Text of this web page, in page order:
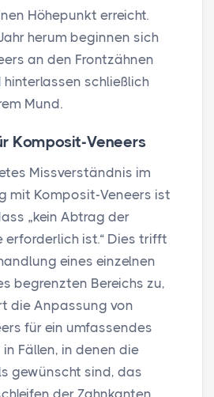
Höhepunkt erreicht.
herum beginnen sich
an den Frontzähnen
schließlich
Mund.
Komposit-Veneers
Missverständnis im
mit Komposit-Veneers ist
„kein Abtrag der
erforderlich ist.“ Dies trifft
eines einzelnen
begrenzten Bereichs zu,
die Anpassung von
für ein umfassendes
Fällen, in denen die
gewünscht sind, das
der Zahnkanten